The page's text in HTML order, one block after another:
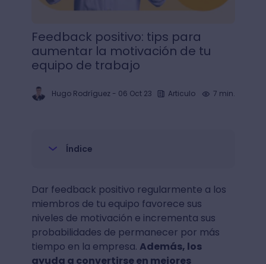
Feedback positivo: tips para
aumentar la motivación de tu
equipo de trabajo
Hugo Rodríguez- 06 Oct 23 Articulo 7 min.
Índice
Dar feedback positivo regularmente a los
miembros de tu equipo favorece sus
niveles de motivación e incrementa sus
probabilidades de permanecer por más
tiempo en la empresa. Además, los
ayuda a convertirse en mejores